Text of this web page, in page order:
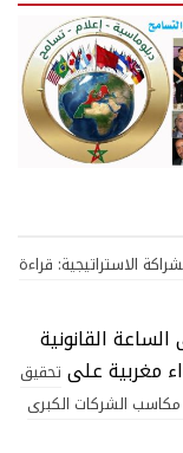
الاستراتيجية: قراءة
القانونية
مغربيةعلى تحقيق
مكاسب الشركات الكبرى